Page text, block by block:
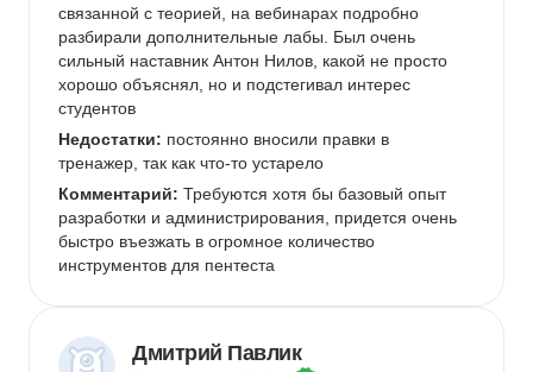
связанной с теорией, на вебинарах подробно
разбирали дополнительные лабы. Был очень
сильный наставник Антон Нилов, какой не просто
хорошо объяснял, но и подстегивал интерес
студентов
Недостатки: постоянно вносили правки в
тренажер, так как что-то устарело
Комментарий: Требуются хотя бы базовый опыт
разработки и администрирования, придется очень
быстро въезжать в огромное количество
инструментов для пентеста
Дмитрий Павлик